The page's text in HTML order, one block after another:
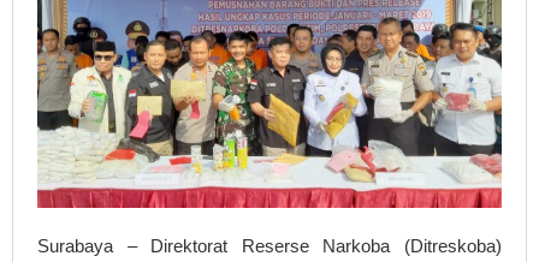
Surabaya – Direktorat Reserse Narkoba (Ditreskoba)